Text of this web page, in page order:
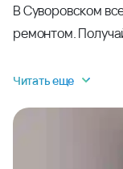
В Суворовском
ремонтом.
Читать еще